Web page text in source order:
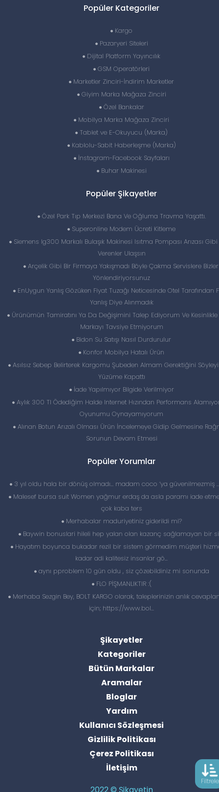
Filtrele
Popüler Kategoriler
Kargo
Pazaryeri Siteleri
Dijital Platform Yayıncılık
GSM Operatörleri
Marketler Zinciri-İndirim Marketler
Giyim Marka Mağaza Zinciri
Özel Bankalar
Mobilya Marka Mağaza Zinciri
Tablet ve E-Okuyucu (Marka)
Kablolu-Sabit Haberleşme (Marka)
İnstagram-Facebook Sayfaları
Buhar Makinesi
Popüler Şikayetler
Özel Park Tıp Merkezi Bana Ve Oğluma Travma Yaşattı.
Superonline Modem Ücreti Kitleme
Siemens Ig300 Markalı Bulaşık Makinesi Isıtma Pompası Arızası Gibi
Verenler Ulaşsın
Arçelik Gibi Bir Firmaya Yakışmadı Böyle Çakma Servislere
Yönlendiriyorsunuz
EnUygun Yanlış Gözüken Fiyat Tuzağı Neticesinde Otel Tarafından
Yanlış Diye Alınmadık
Ürünümün Tamiratını Ya Da Değişimini Talep Ediyorum Ve
Markayı Tavsiye Etmiyorum
Bidon Su Satışı Nasıl Durdurulur
Konfor Mobilya Hatalı Ürün
Asılsız Sebep Belirterek Kargomu Şubeden Almam Gerektiğini
Yüzüme Kapattı
İade Yapılmıyor Bilgide Verilmiyor
Aylık 300 Tl Ödediğim Halde Internet Hızından Performans
Oyunumu Oynayamıyorum
Alınan Botun Arızalı Olması Ürün İncelemeye Gidip Gelmesine
Sorunun Devam Etmesi
Popüler Yorumlar
3 yıl oldu hala bir dönüş olmadı… madam coco ‘ya güvenilmezmiş
Malesef bursa suit Women yağmur erdaş da asla paramı iade
çok kaba ters
Merhabalar maduriyetiniz giderildi mi?
Baywin bonuslari hileli hep yalan olan kazanç sağlamayan bir
Hayatım boyunca bukadar rezil bir sistem görmedim müşteri
kadar adi kalitesiz insanlar gö...
aynı pproblem 10 gün oldu , siz çözebildiniz mi sonunda
FLO PİŞMANLIKTIR :(
Merhaba Sezgin Bey, BOLT KARGO olarak, taleplerinizin anlık
için; https://www.bol...
Şikayetler
Kategoriler
Bütün Markalar
Aramalar
Bloglar
Yardım
Kullanıcı Sözleşmesi
Gizlilik Politikası
Çerez Politikası
İletişim